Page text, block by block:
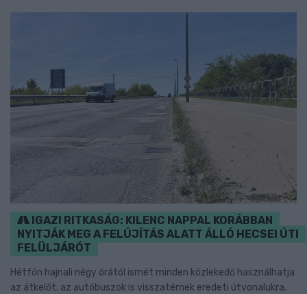
IGAZI RITKASÁG: KILENC NAPPAL KORÁBBAN
NYITJÁK MEG A FELÚJÍTÁS ALATT ÁLLÓ HECSEI ÚTI
FELÜLJÁRÓT
Hétfőn hajnali négy órától ismét minden közlekedő használhatja
az átkelőt, az autóbuszok is visszatérnek eredeti útvonalukra.